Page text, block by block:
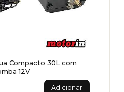
Compacto 30L com
12V
Adicionar